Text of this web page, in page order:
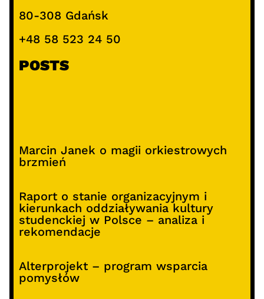
80-308 Gdańsk
+48 58 523 24 50
POSTS
Marcin Janek o magii orkiestrowych
brzmień
Raport o stanie organizacyjnym i
kierunkach oddziaływania kultury
studenckiej w Polsce – analiza i
rekomendacje
Alterprojekt – program wsparcia
pomysłów